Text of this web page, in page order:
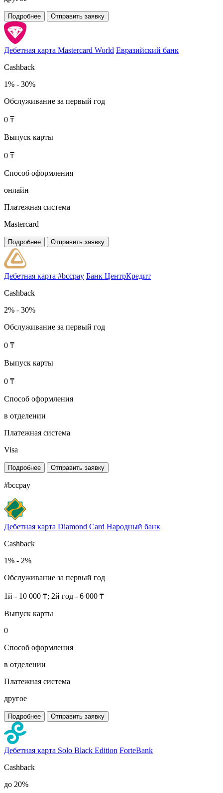
Подробнее Отправить заявку
Дебетная карта Mastercard World Евразийский банк
Cashback
1% - 30%
Обслуживание за первый год
0 ₸
Выпуск карты
0 ₸
Способ оформления
онлайн
Платежная система
Mastercard
Подробнее Отправить заявку
Дебетная карта #bccpay Банк ЦентрКредит
Cashback
2% - 30%
Обслуживание за первый год
0 ₸
Выпуск карты
0 ₸
Способ оформления
в отделении
Платежная система
Visa
Подробнее Отправить заявку
#bccpay
Дебетная карта Diamond Card Народный банк
Cashback
1% - 2%
Обслуживание за первый год
1й - 10 000 ₸; 2й год - 6 000 ₸
Выпуск карты
0
Способ оформления
в отделении
Платежная система
другое
Подробнее Отправить заявку
Дебетная карта Solo Black Edition ForteBank
Cashback
до 20%